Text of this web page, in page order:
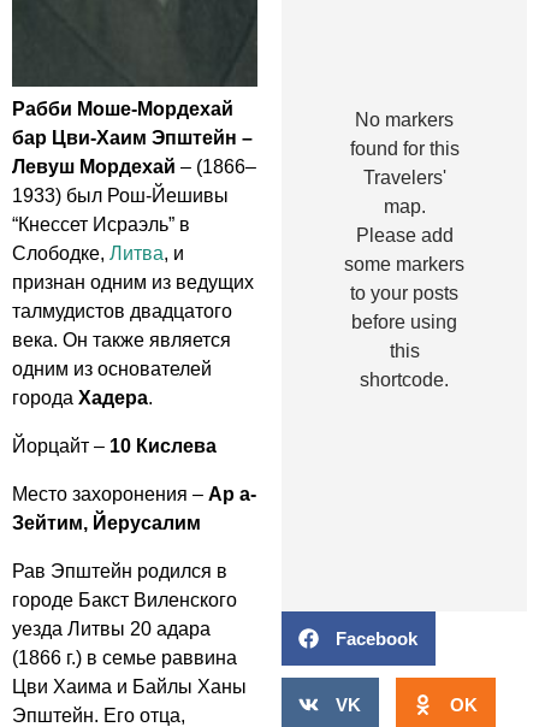
Рабби Моше-Мордехай
бар Цви-Хаим Эпштейн –
Левуш Мордехай – (1866–
1933) был Рош-Йешивы
“Кнессет Исраэль” в
Слободке, Литва, и
признан одним из ведущих
талмудистов двадцатого
века. Он также является
одним из основателей
города Хадера.
Йорцайт – 10 Кислева
Место захоронения – Ар а-
Зейтим, Йерусалим
Рав Эпштейн родился в
городе Бакст Виленского
уезда Литвы 20 адара
(1866 г.) в семье раввина
Цви Хаима и Байлы Ханы
Эпштейн. Его отца,
No markers
found for this
Travelers'
map.
Please add
some markers
to your posts
before using
this
shortcode.
Facebook
VK OK